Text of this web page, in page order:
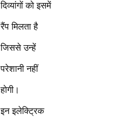
दिव्यांगों को इसमें
रैंप मिलता है
जिससे उन्हें
परेशानी नहीं
होगी।
इन इलेक्ट्रिक